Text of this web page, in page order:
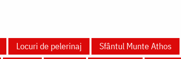
Locuri de pelerinaj Sfântul Munte Athos